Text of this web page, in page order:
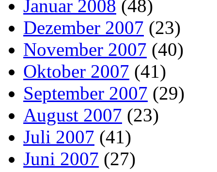
Januar 2008 (48)
Dezember 2007 (23)
November 2007 (40)
Oktober 2007 (41)
September 2007 (29)
August 2007 (23)
Juli 2007 (41)
Juni 2007 (27)